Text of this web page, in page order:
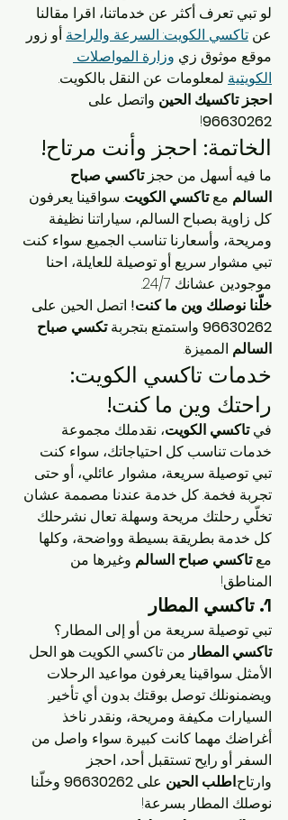
لو تبي تعرف أكثر عن خدماتنا، اقرا مقالنا
عن تاكسي الكويت: السرعة والراحة أو زور
موقع موثوق زي وزارة المواصلات
الكويتية لمعلومات عن النقل بالكويت.
احجز تاكسيك الحين واتصل على
96630262
!
الخاتمة: احجز وأنت مرتاح!
ما فيه أسهل من حجز تاكسي صباح
السالم مع تاكسي الكويت. سواقينا يعرفون
كل زاوية بصباح السالم، سياراتنا نظيفة
ومريحة، وأسعارنا تناسب الجميع. سواء كنت
تبي مشوار سريع أو توصيلة للعايلة، احنا
موجودين عشانك 24/7.
خلّنا نوصلك وين ما كنت! اتصل الحين على
96630262 واستمتع بتجربة تكسي صباح
السالم المميزة.
خدمات تاكسي الكويت:
راحتك وين ما كنت!
في تاكسي الكويت، نقدملك مجموعة
خدمات تناسب كل احتياجاتك، سواء كنت
تبي توصيلة سريعة، مشوار عائلي، أو حتى
تجربة فخمة. كل خدمة عندنا مصممة عشان
تخلّي رحلتك مريحة وسهلة. تعال نشرحلك
كل خدمة بطريقة بسيطة وواضحة، وكلها
مع تاكسي صباح السالم وغيرها من
المناطق!
1. تاكسي المطار
تبي توصيلة سريعة من أو إلى المطار؟
تاكسي المطار من تاكسي الكويت هو الحل
الأمثل. سواقينا يعرفون مواعيد الرحلات
ويضمنونلك توصل بوقتك بدون أي تأخير.
السيارات مكيفة ومريحة، ونقدر ناخذ
أغراضك مهما كانت كبيرة. سواء واصل من
السفر أو رايح تستقبل أحد، احجز
وارتاح.اطلب الحين على 96630262 وخلّنا
نوصلك المطار بسرعة!